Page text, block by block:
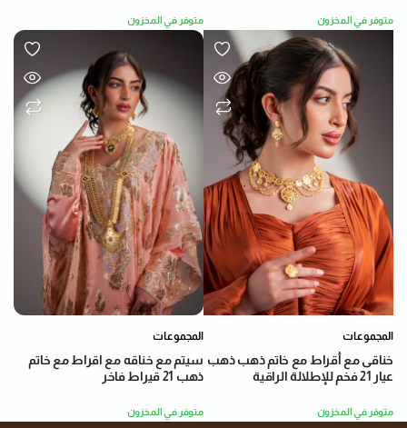
متوفر في المخزون متوفر في المخزون
المجموعات
سيتم مع خناقه مع اقراط مع خاتم
ذهب 21 قيراط فاخر
متوفر في المخزون
المجموعات
خناقى مع أقراط مع خاتم ذهب ذهب
عيار 21 فخم للإطلالة الراقية
متوفر في المخزون